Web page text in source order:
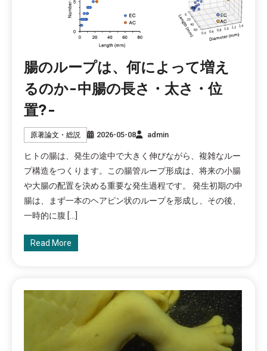
腸のループは、何によって増え
るのか-中腸の長さ・太さ・位
置?-
原著論文・総説 2026-05-08 admin
ヒトの腸は、発生の途中で大きく伸びながら、複雑なルー
プ構造をつくります。この腸管ループ形成は、将来の小腸
や大腸の配置を決める重要な発生過程です。 発生初期の中
腸は、まず一本のヘアピン状のループを形成し、その後、
一時的に腹 […]
Read More